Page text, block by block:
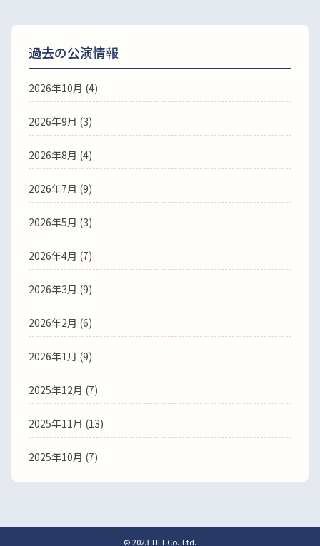
過去の公演情報
2026年10月 (4)
2026年9月 (3)
2026年8月 (4)
2026年7月 (9)
2026年5月 (3)
2026年4月 (7)
2026年3月 (9)
2026年2月 (6)
2026年1月 (9)
2025年12月 (7)
2025年11月 (13)
2025年10月 (7)
© 2023 TILT Co.,Ltd.